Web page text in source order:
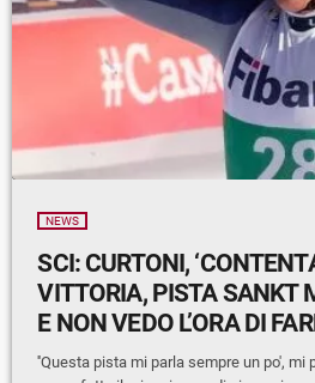
NEWS
SCI: CURTONI, ‘CONTENTA DELLA
VITTORIA, PISTA SANKT
E NON VEDO L’ORA DI
''Questa pista mi parla sempre un po',